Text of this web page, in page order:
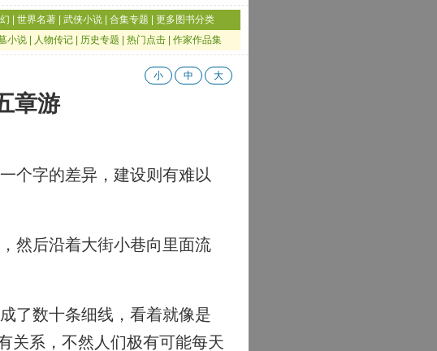
世界名著 武侠小说 合集专题
更多图书分类
小说 人物传记 历史专题 热门点击 作家作品集
小 中 大
章游
个字的差异，建设则有难以
然后沿着大街小巷向里面流
了数十条细线，看着就像是
关系，不然人们极有可能每天